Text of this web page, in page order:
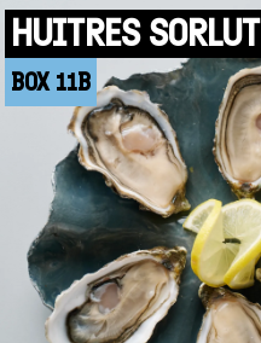
HUITRES SORLUT
BOX 11B
+INFO